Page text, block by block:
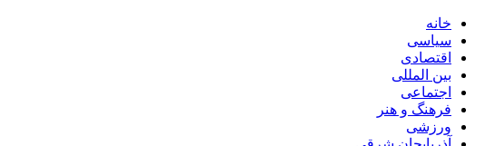
خانه
سیاسی
اقتصادی
بین المللی
اجتماعی
فرهنگ و هنر
ورزشی